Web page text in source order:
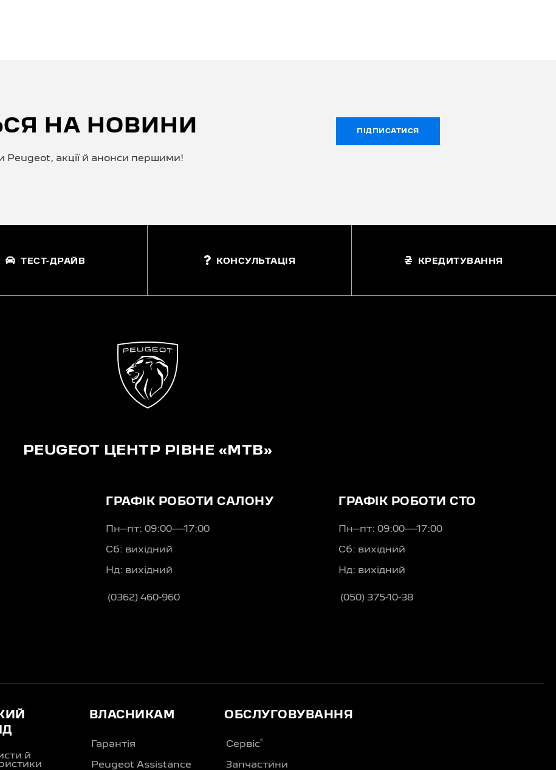
НА НОВИНИ
Peugeot, акції й анонси першими!
ПІДПИСАТИСЯ
ТЕСТ-ДРАЙВ КОНСУЛЬТАЦІЯ КРЕДИТУВАННЯ
PEUGEOT ЦЕНТР РІВНЕ «МТВ»
ГРАФІК РОБОТИ САЛОНУ
Пн–пт: 09:00—17:00
Сб: вихідний
Нд: вихідний
(0362) 460-960
ГРАФІК РОБОТИ СТО
Пн–пт: 09:00—17:00
Сб: вихідний
Нд: вихідний
(050) 375-10-38
й
ВЛАСНИКАМ
Гарантія
Peugeot Assistance
ОБСЛУГОВУВАННЯ
Сервіс®
Запчастини